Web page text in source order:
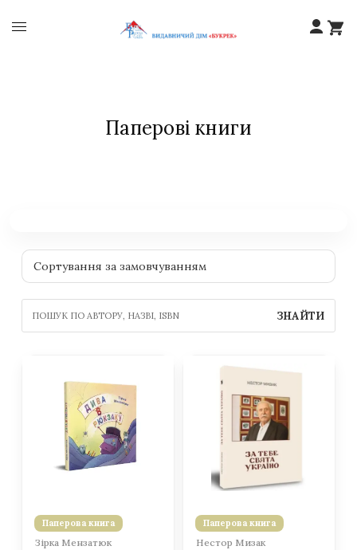
Паперові книги
ЗНАЙТИ
Паперова книга
Зірка Мензатюк
Паперова книга
Нестор Мизак